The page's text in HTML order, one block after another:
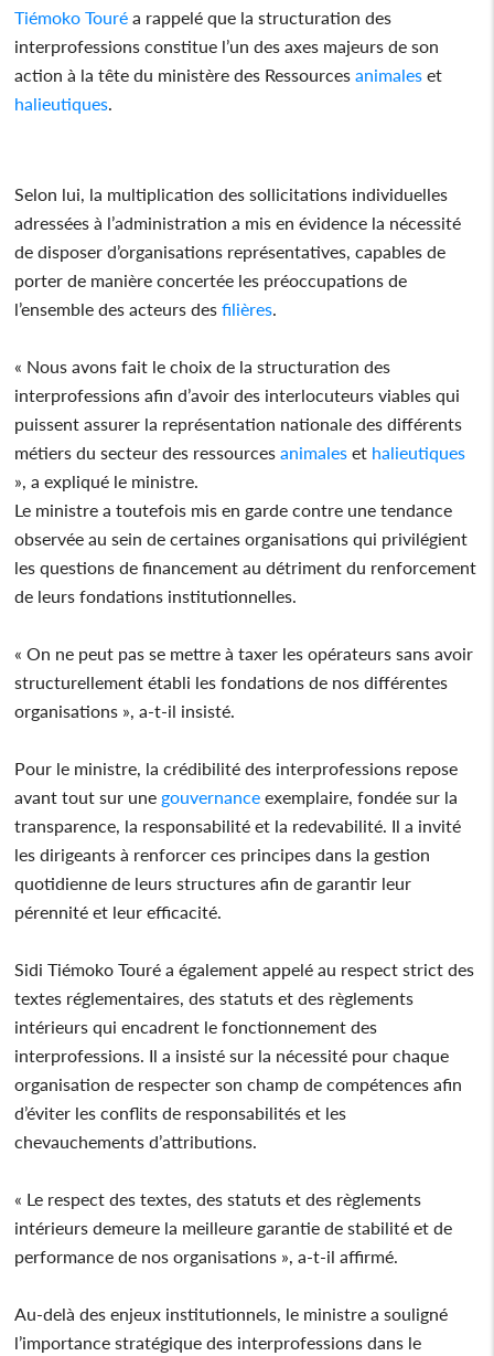
Tiémoko Touré a rappelé que la structuration des
interprofessions constitue l’un des axes majeurs de son
action à la tête du ministère des Ressources animales et
halieutiques
Selon lui, la multiplication des sollicitations individuelles
adressées à l’administration a mis en évidence la nécessité
de disposer d’organisations représentatives, capables de
porter de manière concertée les préoccupations de
l’ensemble des acteurs des filières
« Nous avons fait le choix de la structuration des
interprofessions afin d’avoir des interlocuteurs viables qui
puissent assurer la représentation nationale des différents
métiers du secteur des ressources animales et halieutiques
», a expliqué le ministre.
Le ministre a toutefois mis en garde contre une tendance
observée au sein de certaines organisations qui privilégient
les questions de financement au détriment du renforcement
de leurs fondations institutionnelles.
« On ne peut pas se mettre à taxer les opérateurs sans avoir
structurellement établi les fondations de nos différentes
organisations », a-t-il insisté.
Pour le ministre, la crédibilité des interprofessions repose
avant tout sur une gouvernance exemplaire, fondée sur la
transparence, la responsabilité et la redevabilité. Il a invité
les dirigeants à renforcer ces principes dans la gestion
quotidienne de leurs structures afin de garantir leur
pérennité et leur efficacité.
Sidi Tiémoko Touré a également appelé au respect strict des
textes réglementaires, des statuts et des règlements
intérieurs qui encadrent le fonctionnement des
interprofessions. Il a insisté sur la nécessité pour chaque
organisation de respecter son champ de compétences afin
d’éviter les conflits de responsabilités et les
chevauchements d’attributions.
« Le respect des textes, des statuts et des règlements
intérieurs demeure la meilleure garantie de stabilité et de
performance de nos organisations », a-t-il affirmé.
Au-delà des enjeux institutionnels, le ministre a souligné
l’importance stratégique des interprofessions dans le